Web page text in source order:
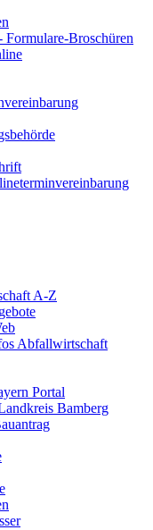
Broschüren
A-Z
Abfallwirtschaft
Portal
Bamberg